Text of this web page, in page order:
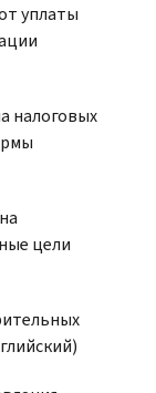
уплаты
налоговых
цели